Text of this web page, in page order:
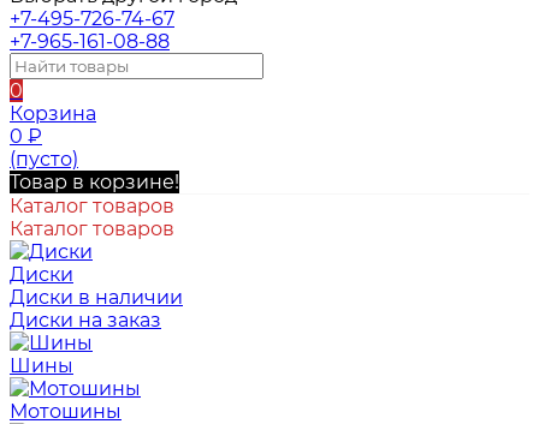
+7-495-726-74-67
+7-965-161-08-88
0
Корзина
0 ₽
(пусто)
Товар в корзине!
Каталог товаров
Каталог товаров
Диски
Диски в наличии
Диски на заказ
Шины
Мотошины